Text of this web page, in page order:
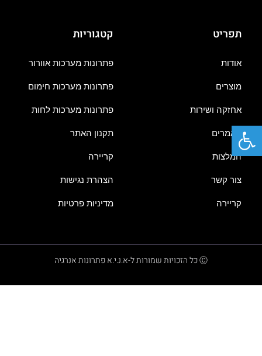
תפריט
אודות
מוצרים
אחזקה ושירות
מאמרים
המלצות
צור קשר
קריירה
קטגוריות
פתרונות מערכות אוורור
פתרונות מערכות חימום
פתרונות מערכות לחות
תקנון האתר
קריירה
הצהרת נגישות
מדיניות פרטיות
Ⓒ כל הזכויות שמורות ל-א.נ.י.א פתרונות אנרגיה
פתח סרגל נגישות